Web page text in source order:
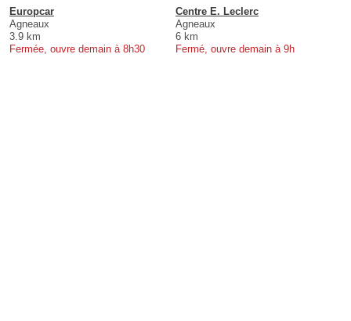
Europcar
Agneaux
3.9 km
Fermée, ouvre demain à 8h30
Centre E. Leclerc
Agneaux
6 km
Fermé, ouvre demain à 9h